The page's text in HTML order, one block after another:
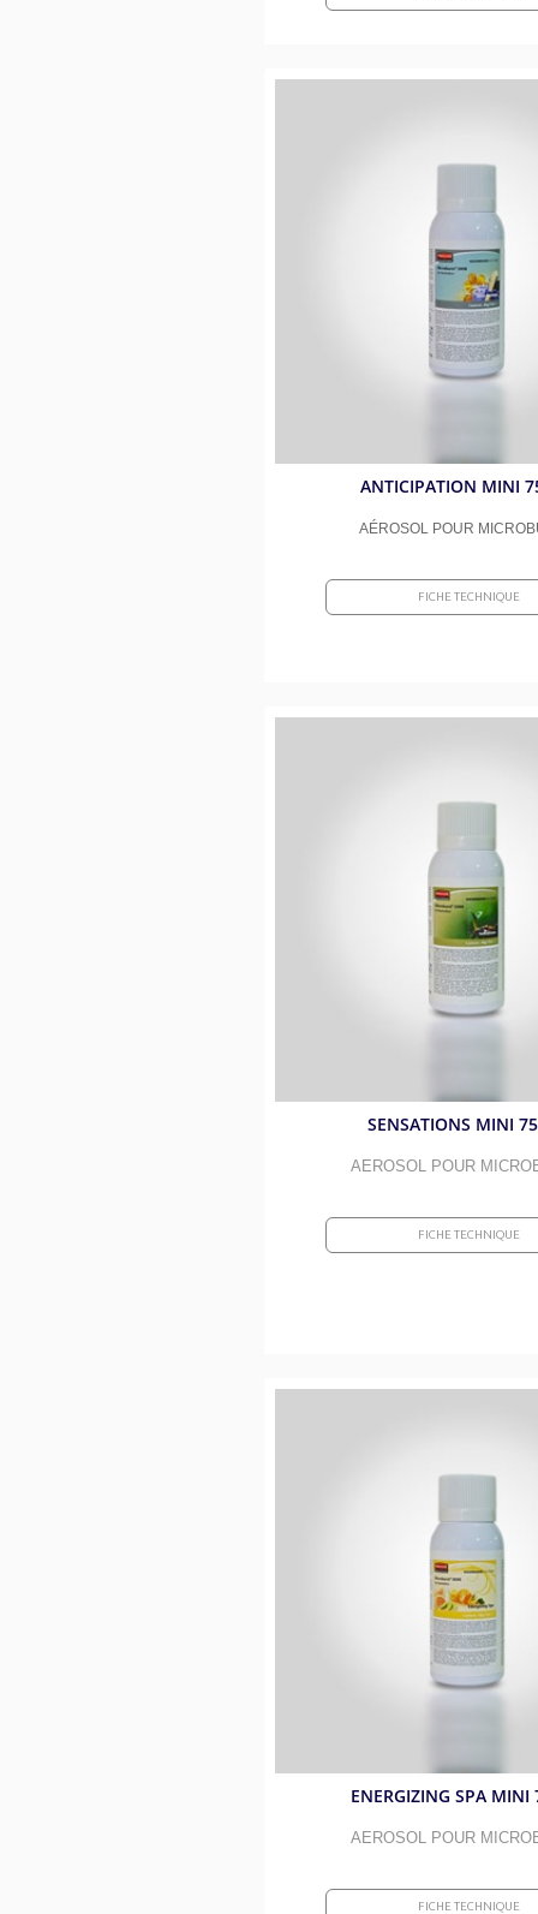
ANTICIPATION MINI
AÉROSOL POUR
FICHE TECHNIQUE
SENSATIONS MINI
AEROSOL POUR
FICHE TECHNIQUE
ENERGIZING SPA MINI
AEROSOL POUR
FICHE TECHNIQUE